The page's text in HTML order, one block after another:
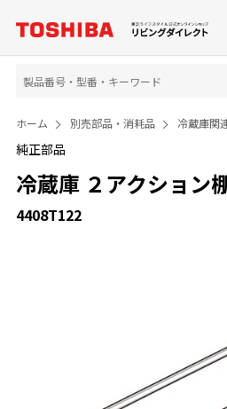
ホーム 別売部品・消耗品 冷蔵庫関
純正部品
冷蔵庫 ２アクション
4408T122